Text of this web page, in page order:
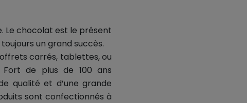
Le chocolat est le présent
un grand succès.
carrés, tablettes, ou
de plus de 100 ans
qualité et d’une grande
sont confectionnés à